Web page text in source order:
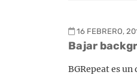
16 FEBRERO,
Bajar
BGRepeat es